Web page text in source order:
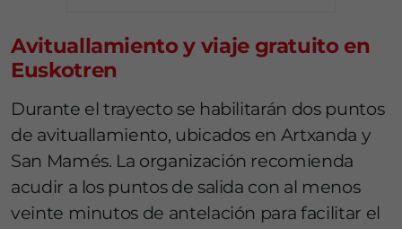
Avituallamiento y viaje gratuito en
Euskotren
Durante el trayecto se habilitarán dos puntos
de avituallamiento, ubicados en Artxanda y
San Mamés. La organización recomienda
acudir a los puntos de salida con al menos
veinte minutos de antelación para facilitar el